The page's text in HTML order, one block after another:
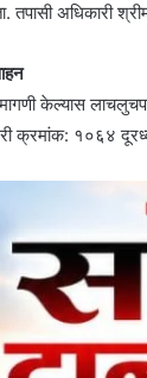
तपासी अधिकारी
मागणी केल्यास
क्रमांक: १०६४